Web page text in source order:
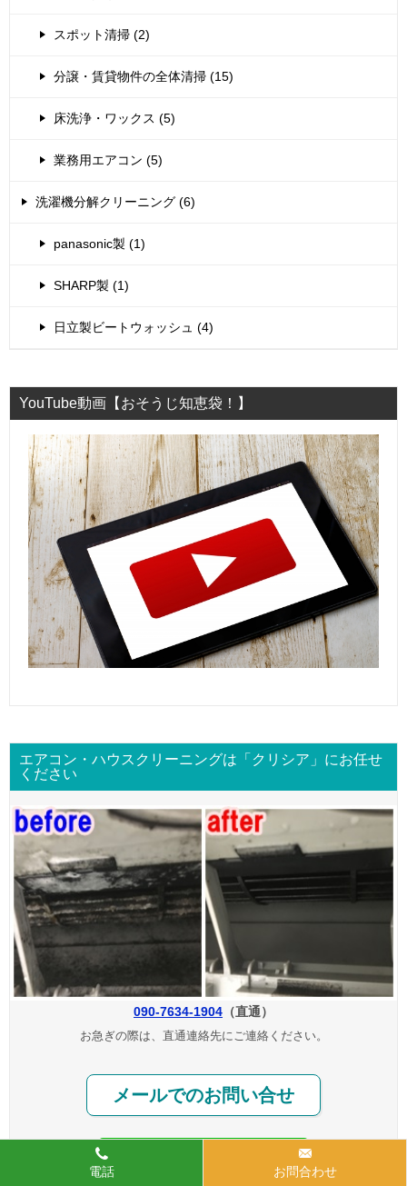
スポット清掃 (2)
分譲・賃貸物件の全体清掃 (15)
床洗浄・ワックス (5)
業務用エアコン (5)
洗濯機分解クリーニング (6)
panasonic製 (1)
SHARP製 (1)
日立製ビートウォッシュ (4)
YouTube動画【おそうじ知恵袋！】
エアコン・ハウスクリーニングは「クリシア」にお任せ
ください
090-7634-1904 （直通）
お急ぎの際は、直通連絡先にご連絡ください。
メールでのお問い合せ
電話 お問合わせ